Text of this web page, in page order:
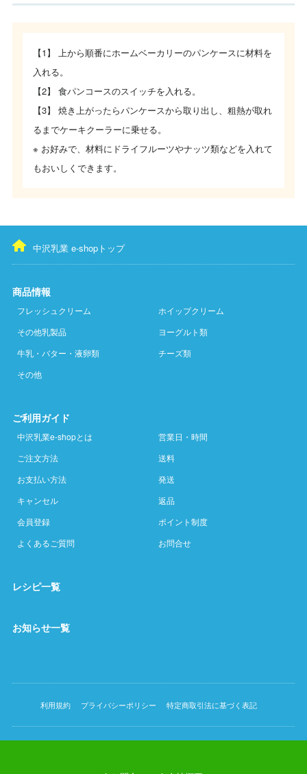
【1】 上から順番にホームベーカリーのパンケースに材料を
入れる。
【2】 食パンコースのスイッチを入れる。
【3】 焼き上がったらパンケースから取り出し、粗熱が取れ
るまでケーキクーラーに乗せる。
※ お好みで、材料にドライフルーツやナッツ類などを入れて
もおいしくできます。
中沢乳業 e-shopトップ
商品情報
フレッシュクリーム
ホイップクリーム
その他乳製品
ヨーグルト類
牛乳・バター・液卵類
チーズ類
その他
ご利用ガイド
中沢乳業e-shopとは
営業日・時間
ご注文方法
送料
お支払い方法
発送
キャンセル
返品
会員登録
ポイント制度
よくあるご質問
お問合せ
レシピ一覧
お知らせ一覧
利用規約 プライバシーポリシー 特定商取引法に基づく表記